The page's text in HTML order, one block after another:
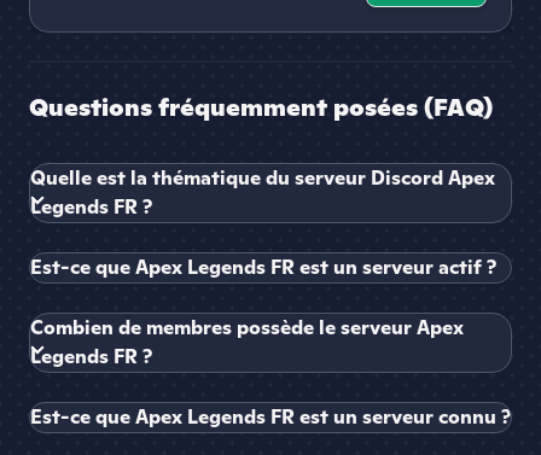
Questions fréquemment posées (FAQ)
Quelle est la thématique du serveur Discord Apex
Legends FR ?
Est-ce que Apex Legends FR est un serveur actif ?
Combien de membres possède le serveur Apex
Legends FR ?
Est-ce que Apex Legends FR est un serveur connu ?